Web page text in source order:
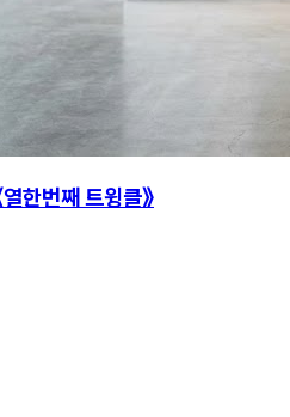
한번째 트윙클》